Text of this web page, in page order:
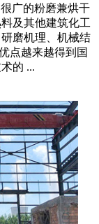
广的粉磨兼烘干
及其他建筑化工
磨机理、机械结
点越来越得到国
的 ...